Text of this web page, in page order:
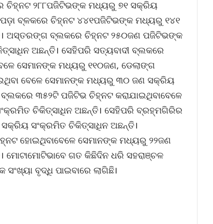
ଚିହ୍ନଟ ୨୮୮ପଜିଟିଭଙ୍କ ମଧ୍ୟରୁ ୭୧ ସକ୍ରିୟ
ବ୍ଳକରେ ଚିହ୍ନଟ ୪୪୧ପଜିଟିଭଙ୍କ ମଧ୍ୟରୁ ୧୪୧
ଅସ୍ତରଙ୍ଗ ବ୍ଲକରେ ଚିହ୍ନଟ ୨୫୦ଜଣ ପଜିଟିଭଙ୍କ
ଅଛନ୍ତି। ସେହିପରି ସତ୍ୟବାଦୀ ବ୍ଲକରେ
ସେମାନଙ୍କ ମଧ୍ୟରୁ ୧୧୦ଜଣ, ଡେଲାଙ୍ଗ
ବେଳେ ସେମାନଙ୍କ ମଧ୍ୟରୁ ୩୦ ଜଣ ସକ୍ରିୟ
୩୫୨ଟି ପଜିଟିଭ ଚିହ୍ନଟ କରାଯାଇଥିବାବେଳେ
ଚିକିତ୍ସାଧିନ ଅଛନ୍ତି। ସେହିପରି ବ୍ରହ୍ମଗିରିର
ସଂକ୍ରମିତ ଚିକିତ୍ସାଧିନ ଅଛନ୍ତି।
ହୋଇଥିବାବେଳେ ସେମାନଙ୍କ ମଧ୍ୟରୁ ୨୨ଜଣ
ଗତ କିଛିଦିନ ଧରି ସହରାଞ୍ଚଳ
ବୃଦ୍ଧି ପାଇବାରେ ଲାଗିଛି।